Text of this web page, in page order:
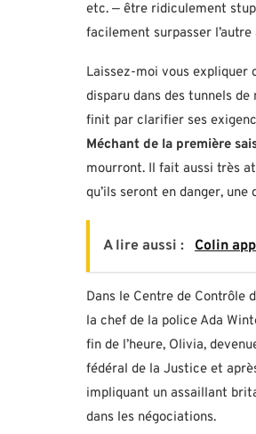
etc. — être ridiculement
facilement surpasser
Laissez-moi vous expliquer
disparu dans des tunnels
finit par clarifier ses
Méchant de la première
mourront. Il fait aussi très
qu’ils seront en danger,
A lire aussi : Colin
Dans le Centre de Contrôle
la chef de la police Ada
fin de l’heure, Olivia,
fédéral de la Justice et
impliquant un assaillant
dans les négociations.